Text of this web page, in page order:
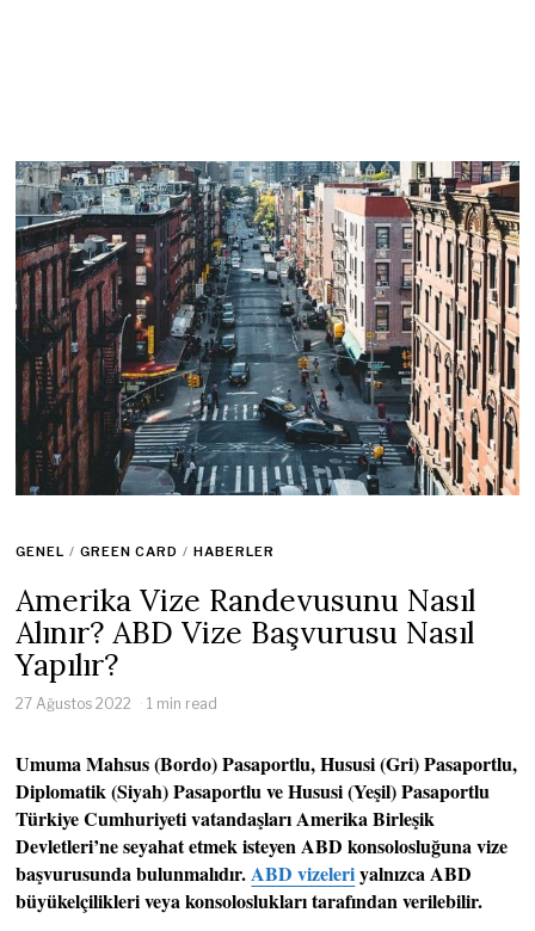
GENEL / GREEN CARD / HABERLER
Amerika Vize Randevusunu Nasıl
Alınır? ABD Vize Başvurusu Nasıl
Yapılır?
27 Ağustos 2022 1 min read
Umuma Mahsus (Bordo) Pasaportlu, Hususi (Gri) Pasaportlu,
Diplomatik (Siyah) Pasaportlu ve Hususi (Yeşil) Pasaportlu
Türkiye Cumhuriyeti vatandaşları Amerika Birleşik
Devletleri’ne seyahat etmek isteyen ABD konsolosluğuna vize
başvurusunda bulunmalıdır.ABD vizeleriyalnızca ABD
büyükelçilikleri veya konsoloslukları tarafından verilebilir.